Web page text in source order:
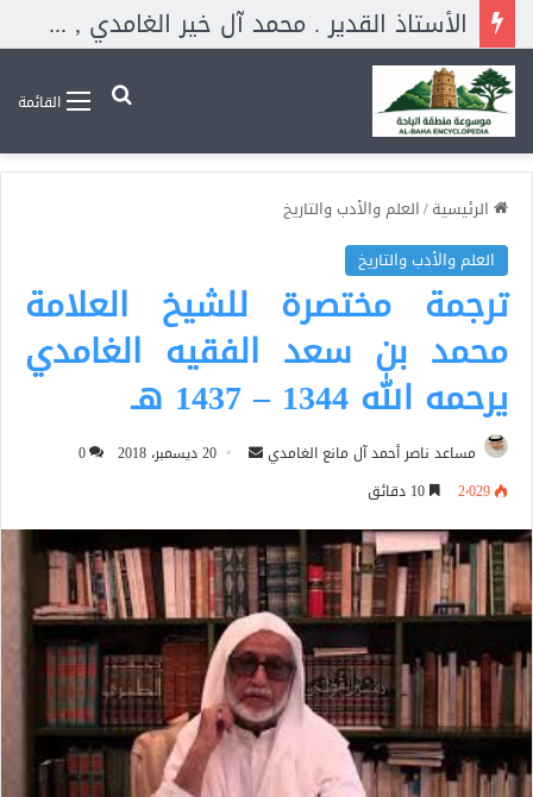
الشاعر السعودي المحبوب . مجدي شافعي . ابن صبيا يجيد كل أغراض الشعر لكنه يميل للغزلي . والحقيقة أن منطقة جازان مليئة بالعلماء والأدباء والكتاب والشعراء المتميزون .
القائمةبحث عن
الرئيسية/العلم والأدب والتاريخ
العلم والأدب والتاريخ
ترجمة مختصرة للشيخ العلامة
محمد بن سعد الفقيه الغامدي
يرحمه الله 1344 – 1437 هـ
مساعد ناصر أحمد آل مانع الغامدي
أرسل 20 ديسمبر، 2018
0
2٬029